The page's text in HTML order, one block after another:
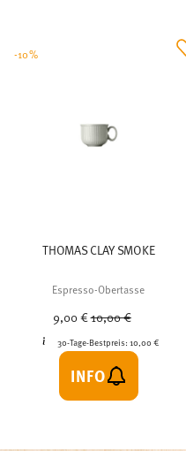
THOMAS CLAY SMOKE
Espresso-Obertasse
9,00 €Price reduced from
10,00 €to
30-Tage-Bestpreis: 10,00 €
INFO
-10%